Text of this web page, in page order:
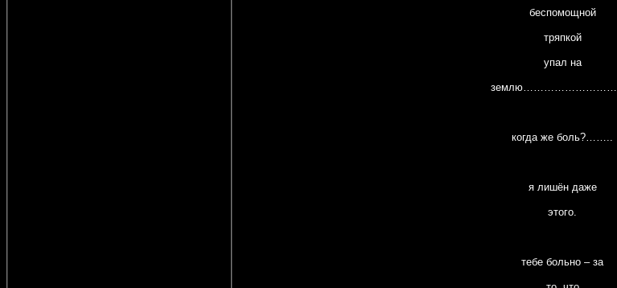
беспомощной
тряпкой
упал на
когда же боль?……..
я лишён даже
этого.
тебе больно – за